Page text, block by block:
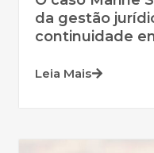
da gestão
continuidade
Leia Mais